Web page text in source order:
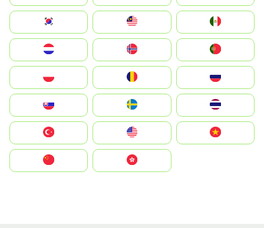
South Korea
United States
中國香港特別行政區